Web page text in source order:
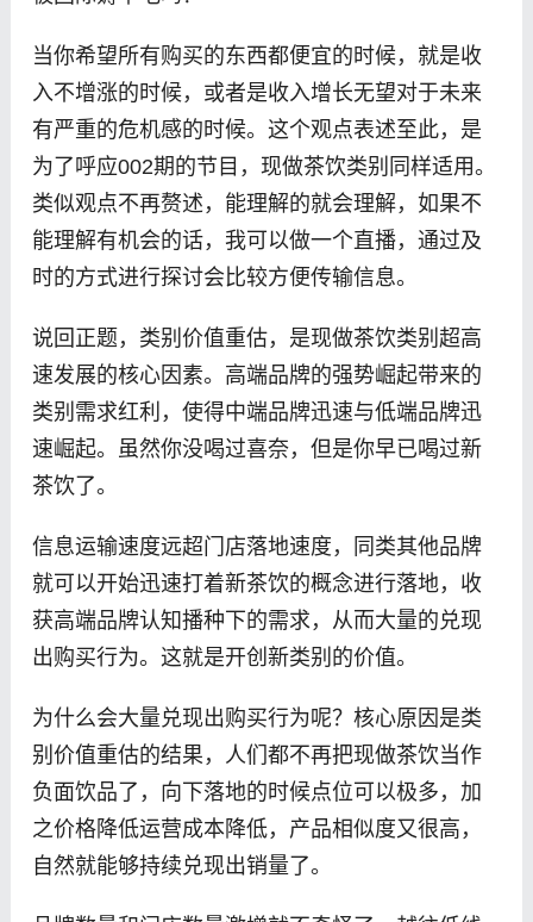
当你希望所有购买的东西都便宜的时候，就是收
入不增涨的时候，或者是收入增长无望对于未来
有严重的危机感的时候。这个观点表述至此，是
为了呼应002期的节目，现做茶饮类别同样适用。
类似观点不再赘述，能理解的就会理解，如果不
能理解有机会的话，我可以做一个直播，通过及
时的方式进行探讨会比较方便传输信息。
说回正题，类别价值重估，是现做茶饮类别超高
速发展的核心因素。高端品牌的强势崛起带来的
类别需求红利，使得中端品牌迅速与低端品牌迅
速崛起。虽然你没喝过喜奈，但是你早已喝过新
茶饮了。
信息运输速度远超门店落地速度，同类其他品牌
就可以开始迅速打着新茶饮的概念进行落地，收
获高端品牌认知播种下的需求，从而大量的兑现
出购买行为。这就是开创新类别的价值。
为什么会大量兑现出购买行为呢？核心原因是类
别价值重估的结果，人们都不再把现做茶饮当作
负面饮品了，向下落地的时候点位可以极多，加
之价格降低运营成本降低，产品相似度又很高，
自然就能够持续兑现出销量了。